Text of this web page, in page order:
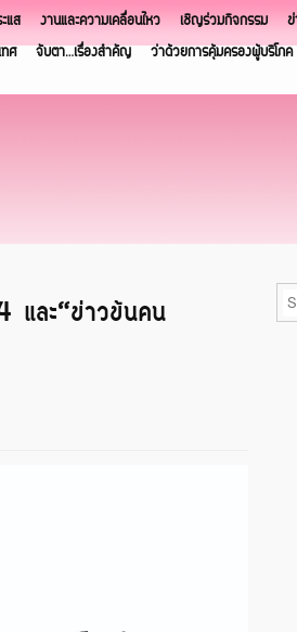
แส งานและความเคลื่อนไหว เชิญร่วมกิจกรรม
ศ จับตา…เรื่องสำคัญ ว่าด้วยการคุ้มครองผู้บริโภค
และ“ข่าวข้นคน